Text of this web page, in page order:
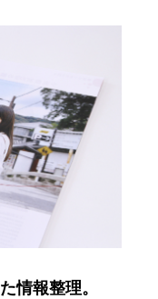
情報整理。